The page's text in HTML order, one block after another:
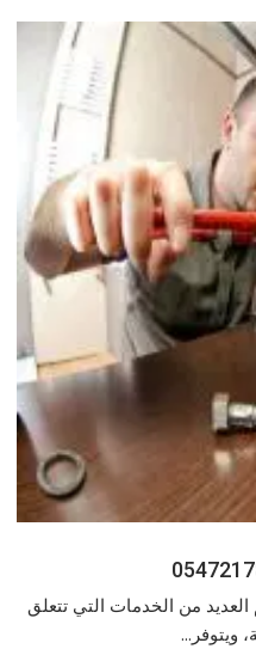
العديد من الخدمات التي تتعلق
ويتوفر...